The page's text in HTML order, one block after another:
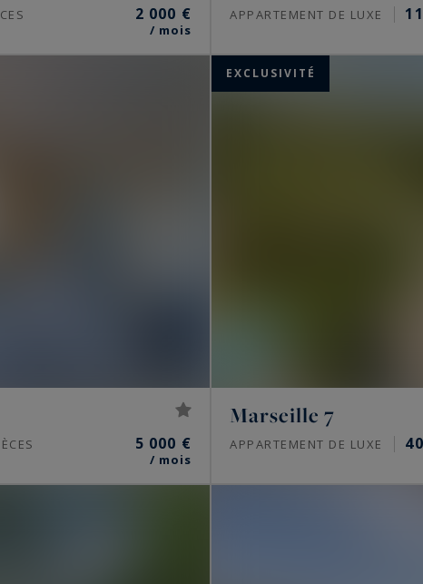
2 000 €
/ mois
APPARTEMENT DE LUXE
5 000 €
/ mois
EXCLUSIVITÉ
Marseille 7
APPARTEMENT DE LUXE 40